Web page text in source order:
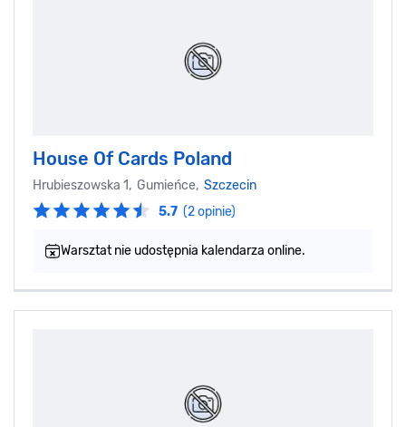
House Of Cards Poland
Hrubieszowska 1, Gumieńce, Szczecin
5.7 (2 opinie)
Warsztat nie udostępnia kalendarza online.